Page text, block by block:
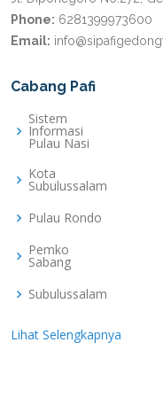
Phone: 6281399973600
Email:
Cabang Pafi
Sistem
Informasi
Pulau Nasi
Kota
Subulussalam
Pulau Rondo
Pemko
Sabang
Subulussalam
Lihat Selengkapnya